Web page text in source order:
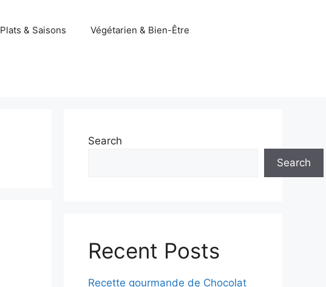
Plats & Saisons Végétarien & Bien-Être
Search
Search
Recent Posts
Recette gourmande de Chocolat